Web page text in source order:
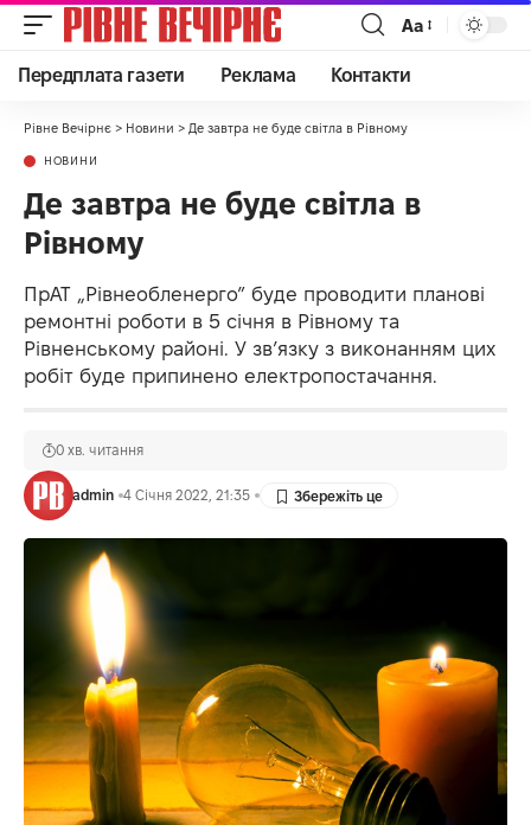
Аа
Передплата газети Реклама Контакти
Рівне Вечірнє > Новини > Де завтра не буде світла в Рівному
НОВИНИ
Де завтра не буде світла в
Рівному
ПрАТ „Рівнеобленерго” буде проводити планові
ремонтні роботи в 5 січня в Рівному та
Рівненському районі. У зв’язку з виконанням цих
робіт буде припинено електропостачання.
admin 4 Січня 2022, 21:35
0 хв. читання